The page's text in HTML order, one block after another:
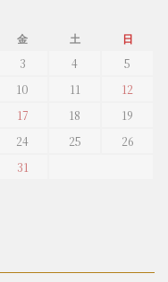
金 土 日
3 4
5
10 11
12
17 18
19
24 25
26
31